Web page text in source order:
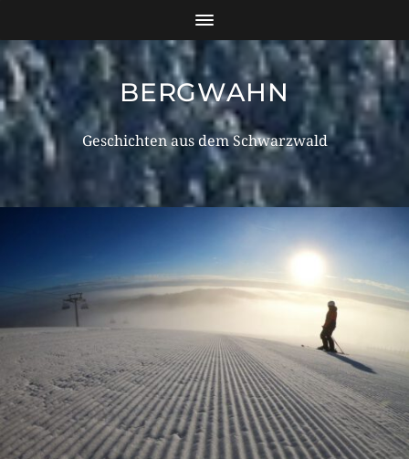
BERGWAHN
Geschichten aus dem Schwarzwald